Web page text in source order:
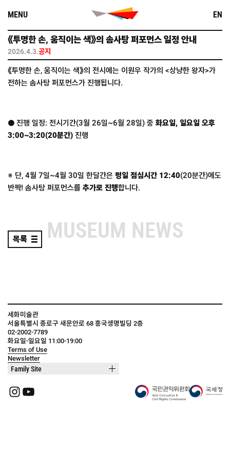
content
EN
MENU
MUSEUM NEWS
《투명한 손, 움직이는 색》의 솜사탕 퍼포먼스 일정 안내
공지
2026.4.3.
《투명한 손, 움직이는 색》의 전시에는 이원우 작가의 <상냥한 왕자>가
전하는 솜사탕 퍼포먼스가 진행됩니다.
● 진행 일정: 전시기간(3월 26일~6월 28일) 중 화요일, 일요일 오후
3:00~3:20(20분간) 진행
※ 단, 4월 7일~4월 30일 한달간은 평일 점심시간 12:40(20분간)에도
반짝! 솜사탕 퍼포먼스를 추가로 진행합니다.
목록
세화미술관
서울특별시 종로구 새문안로 68 흥국생명빌딩 2층
02-2002-7789
화요일-일요일 11:00-19:00
Terms of Use
Newsletter
Family Site
Instagram
YouTube